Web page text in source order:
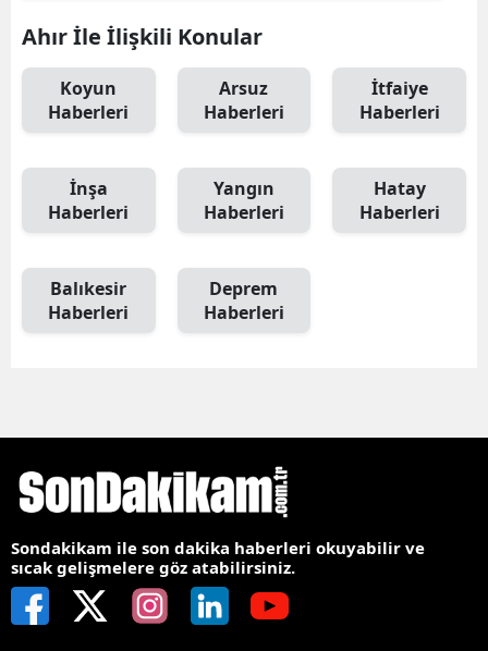
Ahır İle İlişkili Konular
Koyun
Haberleri
Arsuz
Haberleri
İtfaiye
Haberleri
İnşa
Haberleri
Yangın
Haberleri
Hatay
Haberleri
Balıkesir
Haberleri
Deprem
Haberleri
Sondakikam ile son dakika haberleri okuyabilir ve
sıcak gelişmelere göz atabilirsiniz.